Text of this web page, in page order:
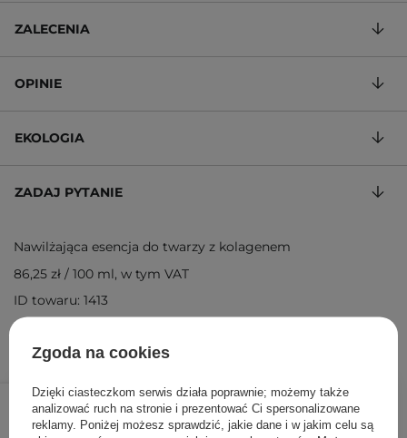
69,00 zł 82,00 zł /szt.
ZALECENIA
OPINIE
EKOLOGIA
ZADAJ PYTANIE
Nawilżająca esencja do twarzy z kolagenem
86,25 zł / 100 ml, w tym VAT
ID towaru: 1413
Zgoda na cookies
Dzięki ciasteczkom serwis działa poprawnie; możemy także
analizować ruch na stronie i prezentować Ci spersonalizowane
reklamy. Poniżej możesz sprawdzić, jakie dane i w jakim celu są